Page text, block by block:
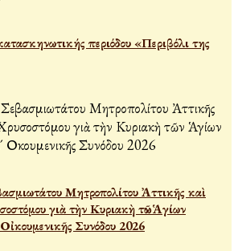
περιόδου «Περιβόλι της
Μητροπολίτου Ἀττικῆς καὶ
γιὰ τὴν Κυριακὴ τῶν Ἁγίων
Συνόδου 2026